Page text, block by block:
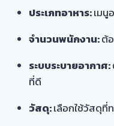
ประเภทอาหาร:เม
จำนวนพนักงาน:ต้
ระบบระบายอากาศ:
ที่ดี
วัสดุ:เลือกใช้วัสดุที่